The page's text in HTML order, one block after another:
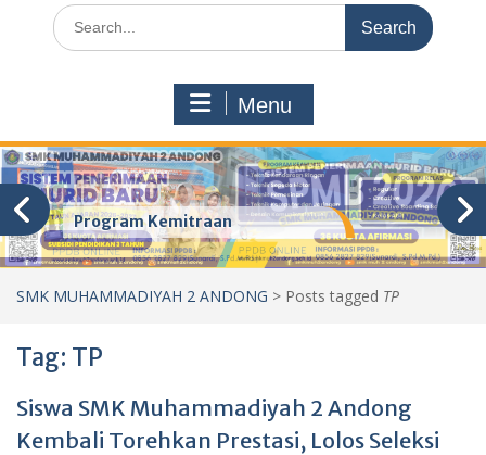
Search
for:
Menu
Program Kemitraan
SMK MUHAMMADIYAH 2 ANDONG > Posts tagged TP
Tag: TP
Siswa SMK Muhammadiyah 2 Andong
Kembali Torehkan Prestasi, Lolos Seleksi